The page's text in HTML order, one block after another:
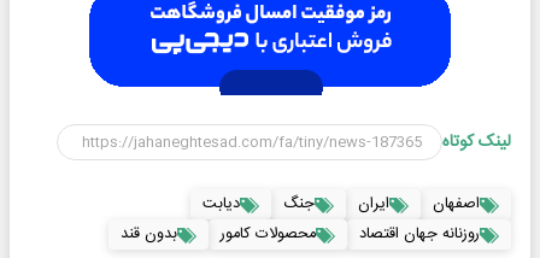
لینک کوتاه
اصفهان ایران جنگ
دیابت
روزنانه جهان اقتصاد
محصولات کامور بدون قند